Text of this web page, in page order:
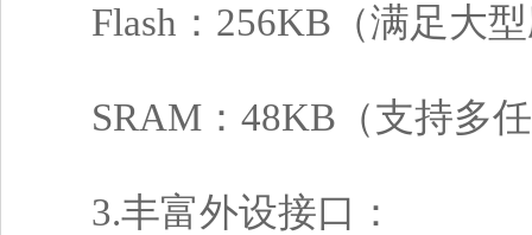
Flash：256KB（满足大型
SRAM：48KB（支持多任
3.丰富外设接口：